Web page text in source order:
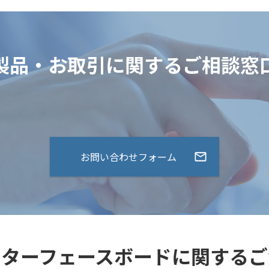
品・お取引に関するご相談窓
お問い合わせフォーム
ーフェースボードに関する